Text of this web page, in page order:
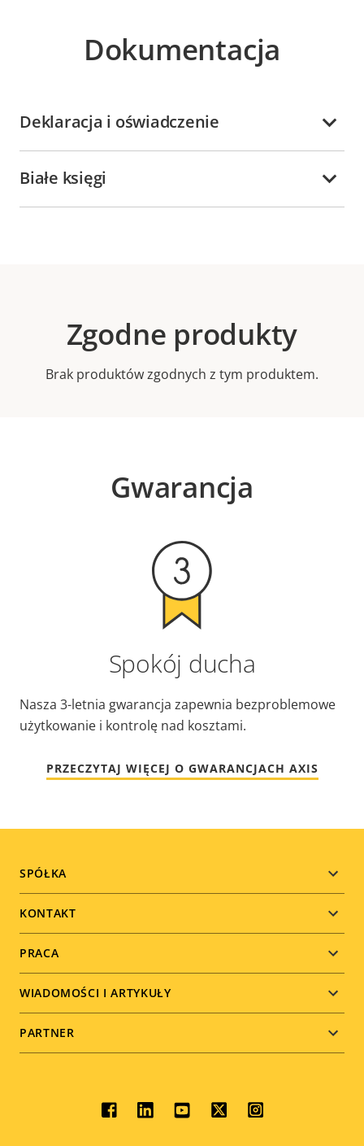
Dokumentacja
Deklaracja i oświadczenie
Białe księgi
Zgodne produkty
Brak produktów zgodnych z tym produktem.
Gwarancja
Spokój ducha
Nasza 3-letnia gwarancja zapewnia bezproblemowe
użytkowanie i kontrolę nad kosztami.
PRZECZYTAJ WIĘCEJ O GWARANCJACH AXIS
Footer
menu
SPÓŁKA
KONTAKT
PRACA
WIADOMOŚCI I ARTYKUŁY
PARTNER
Social